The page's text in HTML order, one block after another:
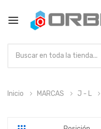
alInicio MARCAS J - L